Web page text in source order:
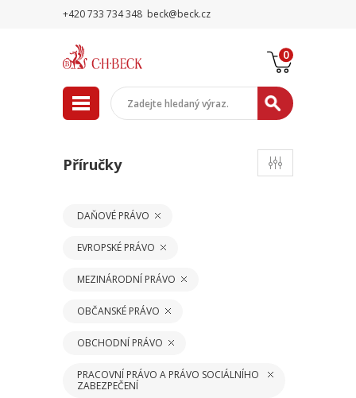
+420 733 734 348 beck@beck.cz
0
Příručky
DAŇOVÉ PRÁVO
EVROPSKÉ PRÁVO
MEZINÁRODNÍ PRÁVO
OBČANSKÉ PRÁVO
OBCHODNÍ PRÁVO
PRACOVNÍ PRÁVO A PRÁVO SOCIÁLNÍHO
ZABEZPEČENÍ